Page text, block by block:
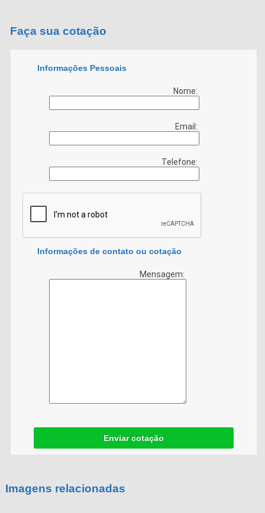
Faça sua cotação
Informações Pessoais
Nome:
Email:
Telefone:
Informações de contato ou cotação
Mensagem:
Enviar cotação
Imagens relacionadas